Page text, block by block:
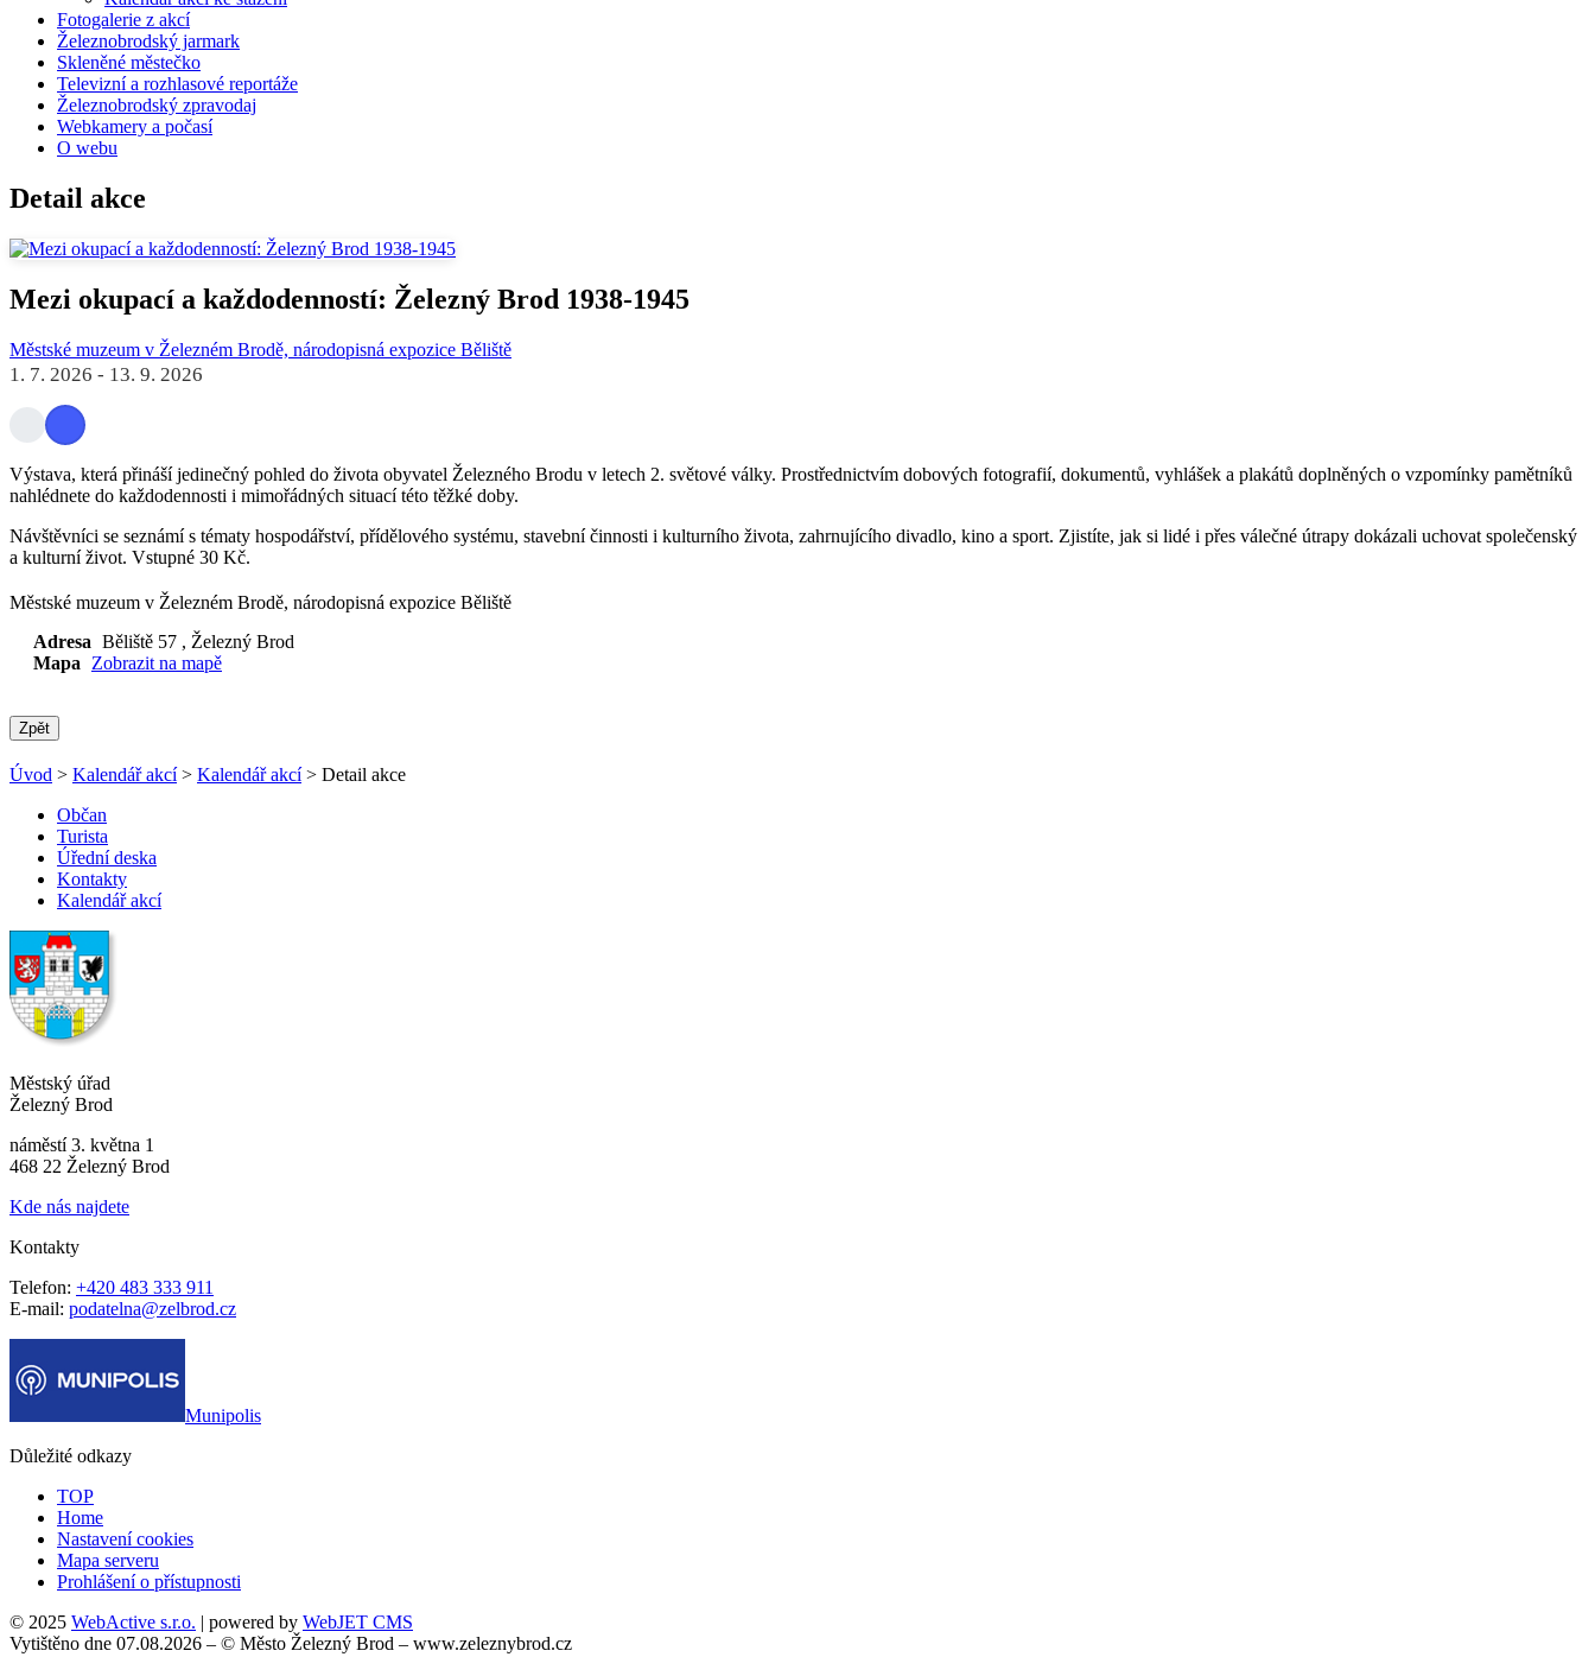
Fotogalerie z akcí
Železnobrodský jarmark
Skleněné městečko
Televizní a rozhlasové reportáže
Železnobrodský zpravodaj
Webkamery a počasí
O webu
Detail akce
Mezi okupací a každodenností: Železný Brod 1938-1945
Městské muzeum v Železném Brodě, národopisná expozice Běliště
1. 7. 2026 - 13. 9. 2026
Výstava, která přináší jedinečný pohled do života obyvatel Železného Brodu v letech 2. světové války. Prostřednictvím dobových fotografií, dokumentů, vyhlášek a plakátů doplněných o vzpomínky pamětníků
nahlédnete do každodennosti i mimořádných situací této těžké doby.
Návštěvníci se seznámí s tématy hospodářství, přídělového systému, stavební činnosti i kulturního života, zahrnujícího divadlo, kino a sport. Zjistíte, jak si lidé i přes válečné útrapy dokázali uchovat společenský
a kulturní život. Vstupné 30 Kč.
Městské muzeum v Železném Brodě, národopisná expozice Běliště
Adresa Běliště 57 , Železný Brod
Mapa
Zobrazit na mapě
Zpět
Úvod > Kalendář akcí> Kalendář akcí> Detail akce
Občan
Turista
Úřední deska
Kontakty
Kalendář akcí
Městský úřad
Železný Brod
náměstí 3. května 1
468 22 Železný Brod
Kde nás najdete
Kontakty
Telefon: +420 483 333 911
E-mail: podatelna@zelbrod.cz
Munipolis
Důležité odkazy
TOP
Home
Nastavení cookies
Mapa serveru
Prohlášení o přístupnosti
© 2025 WebActive s.r.o. | powered by WebJET CMS
Vytištěno dne 07.08.2026 – © Město Železný Brod – www.zeleznybrod.cz